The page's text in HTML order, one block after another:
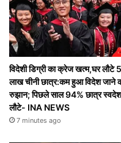
विदेशी डिग्री का क्रेज खत्म,घर लौटे
लाख चीनी छात्र:कम हुआ विदेश जाने
रुझान; पिछले साल 94% छात्र स्वदेश
लौटे- INA NEWS
7 minutes ago